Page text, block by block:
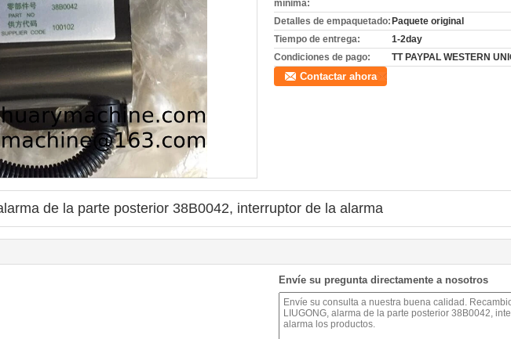
mínima:
Detalles de empaquetado: Paquete original
Tiempo de entrega:
1-2day
Condiciones de pago:
TT PAYPAL WESTERN
Contactar ahora
de la parte posterior 38B0042, interruptor de la alarma
Envíe su pregunta directamente a nosotros